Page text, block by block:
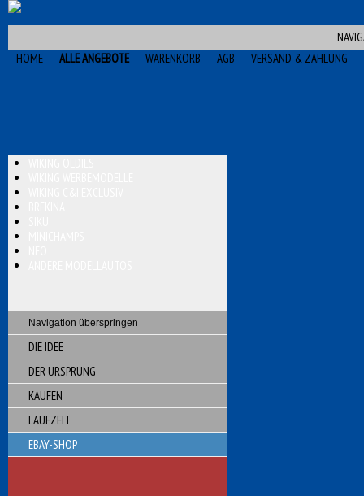
HOME
ALLE ANGEBOTE WARENKORB AGB VERSAND & ZAHLUNG
Navigation überspringen
DIE IDEE
DER URSPRUNG
KAUFEN
LAUFZEIT
EBAY-SHOP